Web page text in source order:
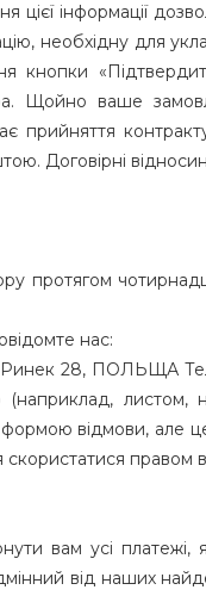
інформації
необхідну для
кнопки
Щойно ваше
Договірні
протягом
нас:
Ринек 28, ПОЛЬЩА
листом,
відмови, але
правом
вам усі
від наших